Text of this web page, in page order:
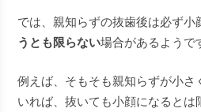
では、親知らずの抜歯後は必ず小
うとも限らない場合があるようで
例えば、そもそも親知らずが小さ
いれば、抜いても小顔になるとは